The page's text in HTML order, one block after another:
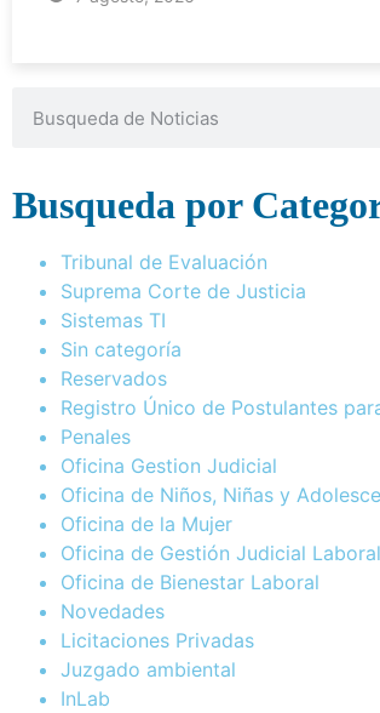
Busqueda por
Tribunal de Evaluación
Suprema Corte de Justicia
Sistemas TI
Sin categoría
Reservados
Registro Único de Postulantes
Penales
Oficina Gestion Judicial
Oficina de Niños, Niñas y
Oficina de la Mujer
Oficina de Gestión Judicial Laboral
Oficina de Bienestar Laboral
Novedades
Licitaciones Privadas
Juzgado ambiental
InLab